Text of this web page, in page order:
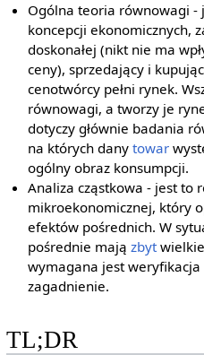
Ogólna teoria równowagi -
koncepcji ekonomicznych,
doskonałej (nikt nie ma
ceny), sprzedający i
cenotwórcy pełni rynek.
równowagi, a tworzy je
dotyczy głównie badania
na których danytowar
ogólny obraz konsumpcji.
Analiza cząstkowa - jest to
mikroekonomicznej, który
efektów pośrednich. W
pośrednie majązbytwielkie
wymagana jest weryfikacja
zagadnienie.
TL;DR